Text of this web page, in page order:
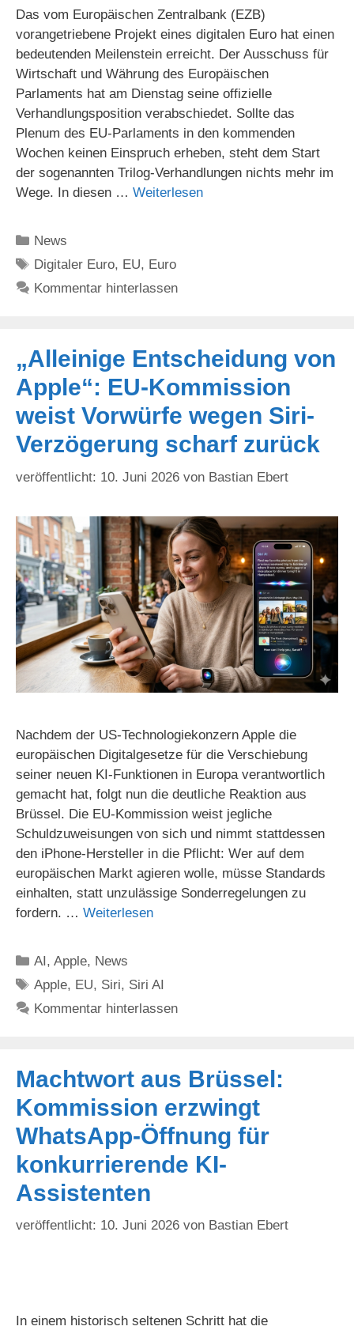
Das vom Europäischen Zentralbank (EZB)
vorangetriebene Projekt eines digitalen Euro hat einen
bedeutenden Meilenstein erreicht. Der Ausschuss für
Wirtschaft und Währung des Europäischen
Parlaments hat am Dienstag seine offizielle
Verhandlungsposition verabschiedet. Sollte das
Plenum des EU-Parlaments in den kommenden
Wochen keinen Einspruch erheben, steht dem Start
der sogenannten Trilog-Verhandlungen nichts mehr im
Wege. In diesen … Weiterlesen
Kategorien
News
Schlagwörter
Digitaler Euro, EU, Euro
Kommentar hinterlassen
„Alleinige Entscheidung von
Apple“: EU-Kommission
weist Vorwürfe wegen Siri-
Verzögerung scharf zurück
10. Juni 2026 von Bastian Ebert
Nachdem der US-Technologiekonzern Apple die
europäischen Digitalgesetze für die Verschiebung
seiner neuen KI-Funktionen in Europa verantwortlich
gemacht hat, folgt nun die deutliche Reaktion aus
Brüssel. Die EU-Kommission weist jegliche
Schuldzuweisungen von sich und nimmt stattdessen
den iPhone-Hersteller in die Pflicht: Wer auf dem
europäischen Markt agieren wolle, müsse Standards
einhalten, statt unzulässige Sonderregelungen zu
fordern. … Weiterlesen
Kategorien
AI,Apple, News
Schlagwörter
Apple, EU, Siri, Siri AI
Kommentar hinterlassen
Machtwort aus Brüssel:
Kommission erzwingt
WhatsApp-Öffnung für
konkurrierende KI-
Assistenten
10. Juni 2026 von Bastian Ebert
In einem historisch seltenen Schritt hat die